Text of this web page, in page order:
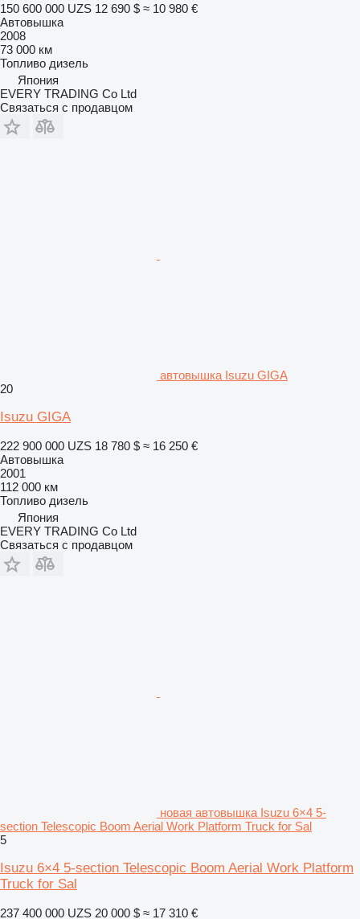
150 600 000 UZS 12 690 $ ≈ 10 980 €
Автовышка
2008
73 000 км
Топливо дизель
Япония
EVERY TRADING Co Ltd
Связаться с продавцом
автовышка Isuzu GIGA
20
Isuzu GIGA
222 900 000 UZS 18 780 $ ≈ 16 250 €
Автовышка
2001
112 000 км
Топливо дизель
Япония
EVERY TRADING Co Ltd
Связаться с продавцом
новая автовышка Isuzu 6×4 5-
section Telescopic Boom Aerial Work Platform Truck for Sal
5
Isuzu 6×4 5-section Telescopic Boom Aerial Work Platform
Truck for Sal
237 400 000 UZS 20 000 $ ≈ 17 310 €